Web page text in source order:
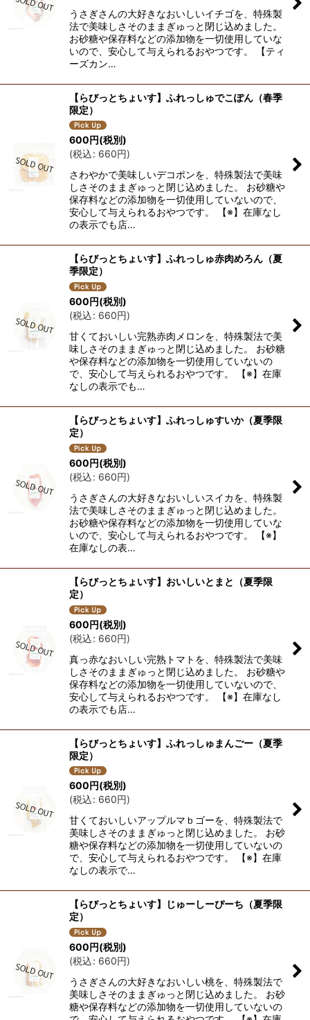
うさぎさんの大好きなおいしいイチゴを、特殊製
法で美味しさそのままぎゅっと閉じ込めました。
お砂糖や保存料などの添加物を一切使用していな
いので、安心して与えられるおやつです。 【ティ
ーズカン…
【らびっとちょいす】ふれっしゅでこぽん（春季
限定）
600 円(税別)
(税込: 660円)
さわやかで美味しいデコポンを、特殊製法で美味
しさそのままぎゅっと閉じ込めました。 お砂糖や
保存料などの添加物を一切使用していないので、
安心して与えられるおやつです。 【※】在庫なし
の表示でも店…
【らびっとちょいす】ふれっしゅ赤肉めろん（夏
季限定）
600円(税別)
(税込: 660円)
甘くておいしい完熟赤肉メロンを、特殊製法で美
味しさそのままぎゅっと閉じ込めました。 お砂糖
や保存料などの添加物を一切使用していないの
で、安心して与えられるおやつです。 【※】在庫
なしの表示でも…
【らびっとちょいす】ふれっしゅすいか（夏季限
定）
600円(税別)
(税込: 660円)
うさぎさんの大好きなおいしいスイカを、特殊製
法で美味しさそのままぎゅっと閉じ込めました。
お砂糖や保存料などの添加物を一切使用していな
いので、安心して与えられるおやつです。 【※】
在庫なしの表…
【らびっとちょいす】おいしいとまと（夏季限
定）
600円(税別)
(税込: 660円)
真っ赤なおいしい完熟トマトを、特殊製法で美味
しさそのままぎゅっと閉じ込めました。 お砂糖や
保存料などの添加物を一切使用していないので、
安心して与えられるおやつです。 【※】在庫なし
の表示でも店…
【らびっとちょいす】ふれっしゅまんごー（夏季
限定）
600円(税別)
(税込: 660円)
甘くておいしいアップルマｂゴーを、特殊製法で
美味しさそのままぎゅっと閉じ込めました。 お砂
糖や保存料などの添加物を一切使用していないの
で、安心して与えられるおやつです。 【※】在庫
なしの表示で…
【らびっとちょいす】じゅーしーぴーち（夏季限
定）
600円(税別)
(税込: 660円)
うさぎさんの大好きなおいしい桃を、特殊製法で
美味しさそのままぎゅっと閉じ込めました。 お砂
糖や保存料などの添加物を一切使用していないの